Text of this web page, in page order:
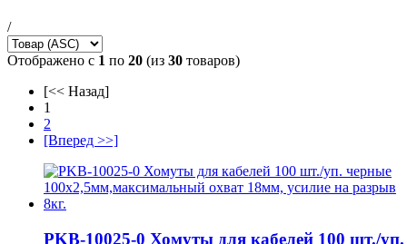
/
Отображено с 1 по 20 (из 30 товаров)
[<< Назад]
1
2
[Вперед >>]
PKB-10025-0 Хомуты для кабелей 100 шт./уп.